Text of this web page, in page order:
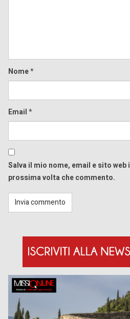
Nome*
Email*
Salva il mio nome, email e sito
prossima volta che commento.